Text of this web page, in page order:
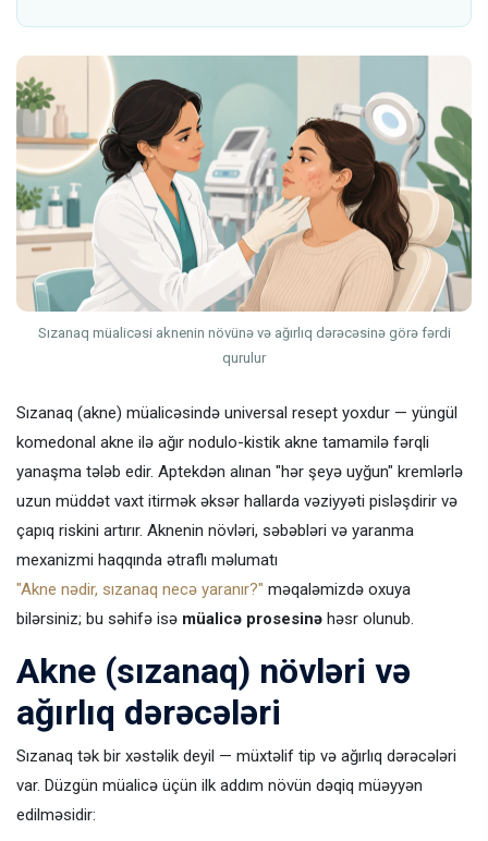
Sızanaq müalicəsi aknenin növünə və ağırlıq dərəcəsinə görə fərdi
qurulur
Sızanaq (akne) müalicəsində universal resept yoxdur — yüngül
komedonal akne ilə ağır nodulo-kistik akne tamamilə fərqli
yanaşma tələb edir. Aptekdən alınan "hər şeyə uyğun" kremlərlə
uzun müddət vaxt itirmək əksər hallarda vəziyyəti pisləşdirir və
çapıq riskini artırır. Aknenin növləri, səbəbləri və yaranma
mexanizmi haqqında ətraflı məlumatı
"Akne nədir, sızanaq necə yaranır?" məqaləmizdə oxuya
bilərsiniz; bu səhifə isə müalicə prosesinə həsr olunub.
Akne (sızanaq) növləri və
ağırlıq dərəcələri
Sızanaq tək bir xəstəlik deyil — müxtəlif tip və ağırlıq dərəcələri
var. Düzgün müalicə üçün ilk addım növün dəqiq müəyyən
edilməsidir: